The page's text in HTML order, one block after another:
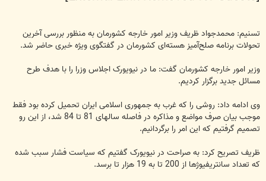
تسنیم: محمدجواد ظریف وزیر امور خارجه کشورمان به منظور بررسی آخرین
تحولات برنامه صلح‌آمیز هسته‌ای کشورمان در گفتگوی ویژه خبری حاضر شد.
وزیر امور خارجه کشورمان گفت: ما در نیویورک اجلاس وزرا را با هدف طرح
مسائل جدید برگزار کردیم.
وی ادامه داد: روشی را که غرب به جمهوری اسلامی ایران تحمیل کرده بود فقط
موجب بیان صرف مواضع و مذاکره در فاصله سالهای 81 تا 84 شد، از این رو
تصمیم گرفتیم که این امر را برگردانیم.
ظریف تصریح کرد: به صراحت در نیویورک گفتیم که سیاست فشار سبب شده
که تعداد سانتریفیوژها از 200 تا به 19 هزار تا برسد.